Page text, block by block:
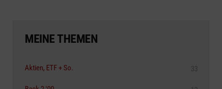
MEINE THEMEN
Aktien, ETF + So. 33